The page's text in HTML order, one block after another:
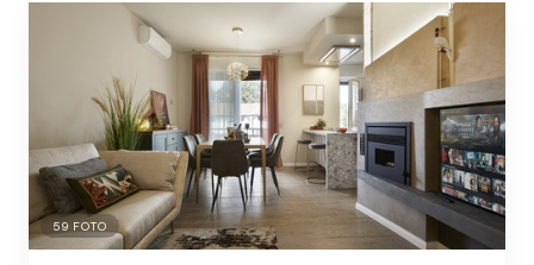
59 FOTO